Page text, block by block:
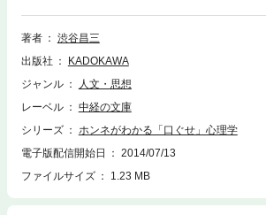
ー別に紹介しています。身近な人の口ぐせや自分
を紹介する一冊。
著者
渋谷昌三
出版社
KADOKAWA
ジャンル
人文・思想
レーベル
中経の文庫
シリーズ
ホンネがわかる「口ぐせ」心理学
電子版配信開始日
2014/07/13
ファイルサイズ
1.23 MB